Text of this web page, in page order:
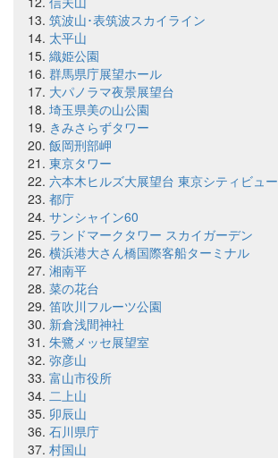
筑波山･表筑波スカイライン
太平山
織姫公園
群馬県庁展望ホール
大パノラマ夜景展望台
埼玉県美の山公園
きみさらずタワー
飯岡刑部岬
東京タワー
六本木ヒルズ大展望台 東京シティビュー
都庁
サンシャイン60
ランドマークタワー スカイガーデン
横浜港大さん橋国際客船ターミナル
湘南平
菜の花台
笛吹川フルーツ公園
新倉浅間神社
朱鷺メッセ展望室
弥彦山
富山市役所
二上山
卯辰山
石川県庁
村国山